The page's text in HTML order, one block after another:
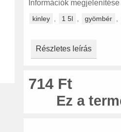
Információk
kinley 1 5l gyömbér
Részletes leírás
714 Ft
Ez a